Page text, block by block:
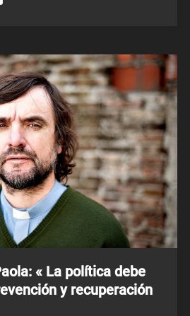
« La política debe
y recuperación